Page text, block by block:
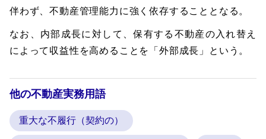
伴わず、不動産管理能力に強く依存することとなる。
なお、内部成長に対して、保有する不動産の入れ替え
によって収益性を高めることを「外部成長」という。
他の不動産実務用語
重大な不履行（契約の）